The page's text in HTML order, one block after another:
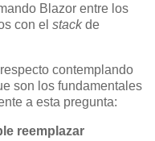
Blazor entre los
con el stackde
contemplando
son los fundamentales
a esta pregunta:
reemplazar